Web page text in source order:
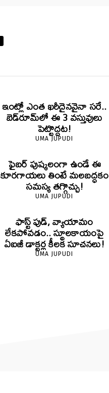
ఇంట్లో ఎంత ఖరీదైనవైనా సరే..
బెడ్‌రూమ్‌లో ఈ 3 వస్తువులు
పెట్టొద్దట!
UMA JUPUDI
ఫైబర్‌ పుష్కలంగా ఉండే ఈ
కూరగాయలు తింటే మలబద్ధకం
సమస్య తగ్గొచ్చు!
UMA JUPUDI
ఫాస్ట్ ఫుడ్, వ్యాయామం
లేకపోవడం.. స్థూలకాయంపై
ఏఐజీ డాక్టర్ల కీలక సూచనలు!
UMA JUPUDI